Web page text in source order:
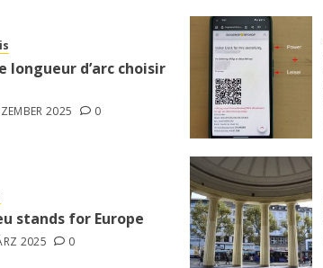
longueur d’arc choisir
2025 0
stands for Europe
2025 0